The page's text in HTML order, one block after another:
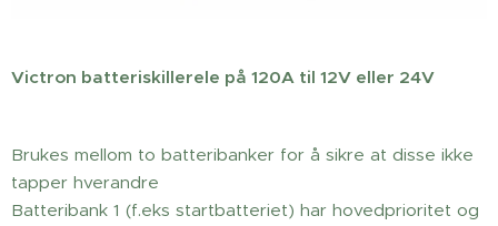
Victron batteriskillerele på 120A til 12V eller 24V
Brukes mellom to batteribanker for å sikre at disse ikke
tapper hverandre
Batteribank 1 (f.eks startbatteriet) har hovedprioritet og